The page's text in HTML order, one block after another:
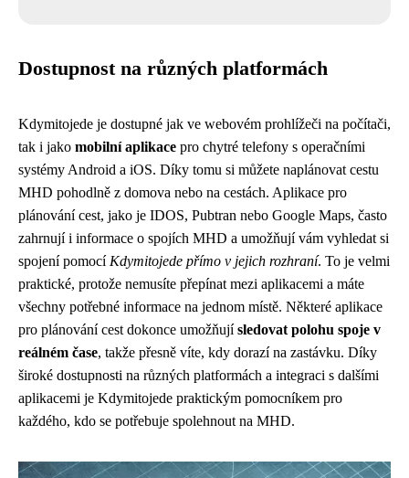
Dostupnost na různých platformách
Kdymitojede je dostupné jak ve webovém prohlížeči na počítači,
tak i jako mobilní aplikace pro chytré telefony s operačními
systémy Android a iOS. Díky tomu si můžete naplánovat cestu
MHD pohodlně z domova nebo na cestách. Aplikace pro
plánování cest, jako je IDOS, Pubtran nebo Google Maps, často
zahrnují i informace o spojích MHD a umožňují vám vyhledat si
spojení pomocí Kdymitojede přímo v jejich rozhraní. To je velmi
praktické, protože nemusíte přepínat mezi aplikacemi a máte
všechny potřebné informace na jednom místě. Některé aplikace
pro plánování cest dokonce umožňujísledovat polohu spoje v
reálném čase, takže přesně víte, kdy dorazí na zastávku. Díky
široké dostupnosti na různých platformách a integraci s dalšími
aplikacemi je Kdymitojede praktickým pomocníkem pro
každého, kdo se potřebuje spolehnout na MHD.